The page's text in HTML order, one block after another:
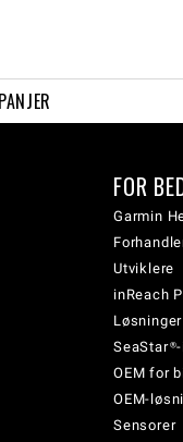
FOR
Garmin
Utviklere
inReach
OEM for
OEM-
Sensorer